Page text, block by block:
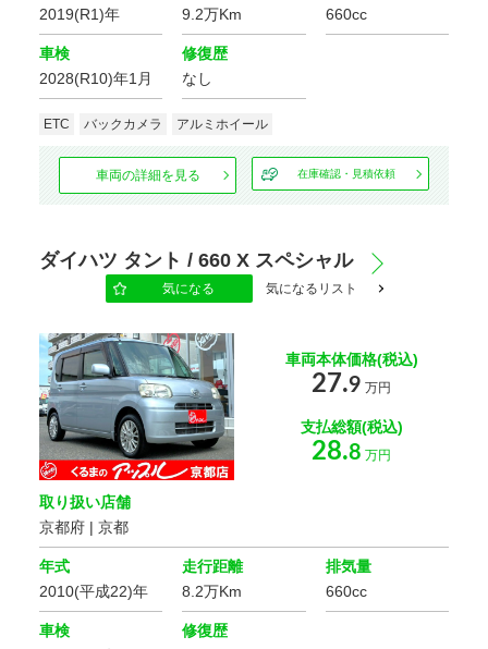
2019(R1)年
9.2万Km
660cc
車検
2028(R10)年1月
修復歴
なし
ETC バックカメラ アルミホイール
車両の詳細を見る 在庫確認・見積依頼
ダイハツ タント / 660 X スペシャル
気になる 気になるリスト
車両本体価格(税込)
27.9 万円
支払総額(税込)
28.8 万円
取り扱い店舗
京都府 | 京都
年式
2010(平成22)年
走行距離
8.2万Km
排気量
660cc
車検
修復歴